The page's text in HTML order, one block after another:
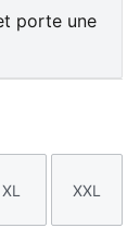
porte une
Taille
XL
Taille
XXL